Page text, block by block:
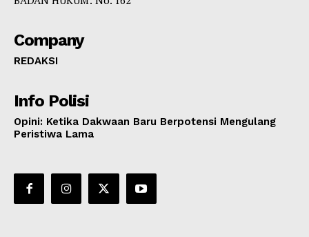
Company
REDAKSI
Info Polisi
Opini: Ketika Dakwaan Baru Berpotensi Mengulang
Peristiwa Lama